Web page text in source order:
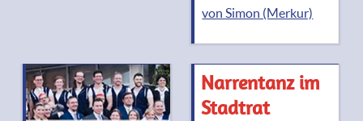
von Simon (Merkur)
Narrentanz im
Stadtrat